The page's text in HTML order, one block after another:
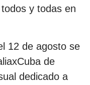
y todas en
12 de agosto se
de
dedicado a